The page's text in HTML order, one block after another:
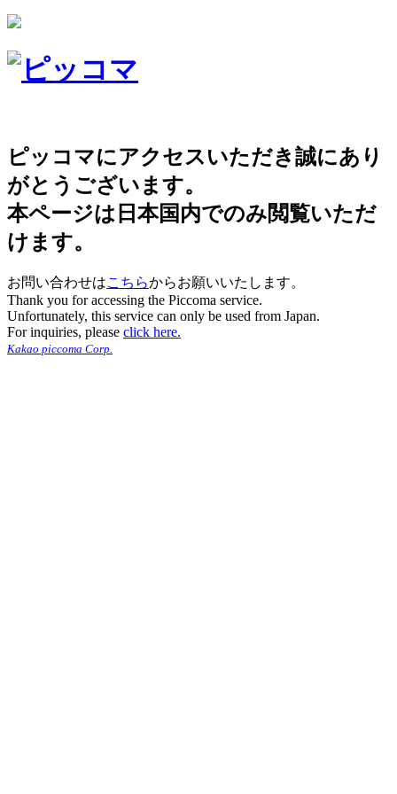
ピッコマにアクセスいただき誠にあり
がとうございます。
本ページは日本国内でのみ閲覧いただ
けます。
お問い合わせはこちらからお願いいたします。
Thank you for accessing the Piccoma service.
Unfortunately, this service can only be used from Japan.
For inquiries, please click here.
Kakao piccoma Corp.